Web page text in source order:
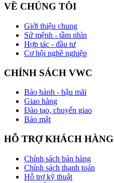
VỀ CHÚNG TÔI
Giới thiệu chung
Sứ mệnh - tầm nhìn
Hợp tác - đầu tư
Cơ hội nghề nghiệp
CHÍNH SÁCH VWC
Bảo hành - hậu mãi
Giao hàng
Đào tạo, chuyển giao
Bảo mật
HỖ TRỢ KHÁCH HÀNG
Chính sách bán hàng
Chính sách thanh toán
Hỗ trợ kỹ thuật